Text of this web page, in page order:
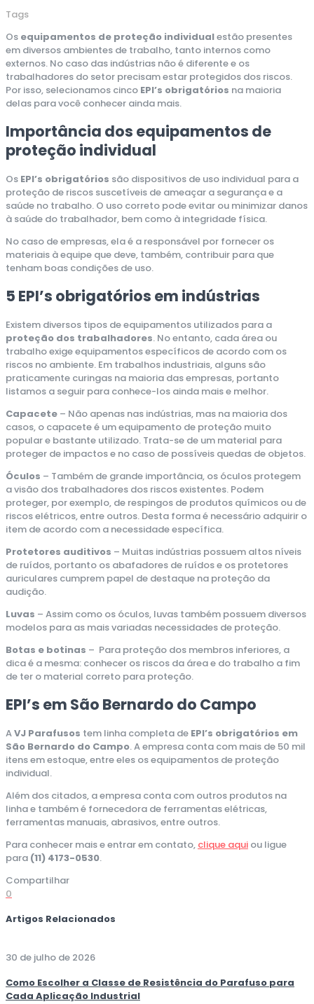
Tags
Os equipamentos de proteção individualestão presentes
em diversos ambientes de trabalho, tanto internos como
externos. No caso das indústrias não é diferente e os
trabalhadores do setor precisam estar protegidos dos riscos.
Por isso, selecionamos cinco EPI’s obrigatórios na maioria
delas para você conhecer ainda mais.
Importância dos equipamentos de
proteção individual
Os EPI’s obrigatórios são dispositivos de uso individual para a
proteção de riscos suscetíveis de ameaçar a segurança e a
saúde no trabalho. O uso correto pode evitar ou minimizar danos
à saúde do trabalhador, bem como à integridade física.
No caso de empresas, ela é a responsável por fornecer os
materiais à equipe que deve, também, contribuir para que
tenham boas condições de uso.
5 EPI’s obrigatórios em indústrias
Existem diversos tipos de equipamentos utilizados para a
proteção dos trabalhadores. No entanto, cada área ou
trabalho exige equipamentos específicos de acordo com os
riscos no ambiente. Em trabalhos industriais, alguns são
praticamente curingas na maioria das empresas, portanto
listamos a seguir para conhece-los ainda mais e melhor.
Capacete – Não apenas nas indústrias, mas na maioria dos
casos, o capacete é um equipamento de proteção muito
popular e bastante utilizado. Trata-se de um material para
proteger de impactos e no caso de possíveis quedas de objetos.
Óculos – Também de grande importância, os óculos protegem
a visão dos trabalhadores dos riscos existentes. Podem
proteger, por exemplo, de respingos de produtos químicos ou de
riscos elétricos, entre outros. Desta forma é necessário adquirir o
item de acordo com a necessidade específica.
Protetores auditivos – Muitas indústrias possuem altos níveis
de ruídos, portanto os abafadores de ruídos e os protetores
auriculares cumprem papel de destaque na proteção da
audição.
Luvas – Assim como os óculos, luvas também possuem diversos
modelos para as mais variadas necessidades de proteção.
Botas e botinas – Para proteção dos membros inferiores, a
dica é a mesma: conhecer os riscos da área e do trabalho a fim
de ter o material correto para proteção.
EPI’s em São Bernardo do Campo
AVJ Parafusos tem linha completa de EPI’s obrigatórios em
São Bernardo do Campo. A empresa conta com mais de 50 mil
itens em estoque, entre eles os equipamentos de proteção
individual.
Além dos citados, a empresa conta com outros produtos na
linha e também é fornecedora de ferramentas elétricas,
ferramentas manuais, abrasivos, entre outros.
Para conhecer mais e entrar em contato, clique aqui ou ligue
para (11) 4173-0530.
Compartilhar
0
Artigos Relacionados
30 de julho de 2026
Como Escolher a Classe de Resistência do Parafuso para
Cada Aplicação Industrial